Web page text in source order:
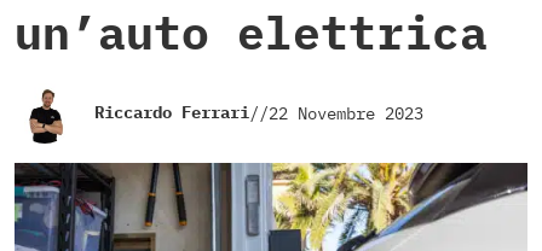
un’auto elettrica
Riccardo Ferrari//22 Novembre 2023